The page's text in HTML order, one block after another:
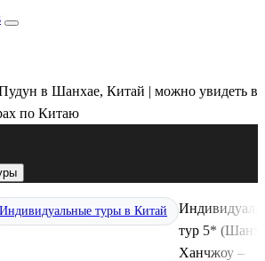
Индивидуальные туры в Китай
тур 5*
Ханчжоу –